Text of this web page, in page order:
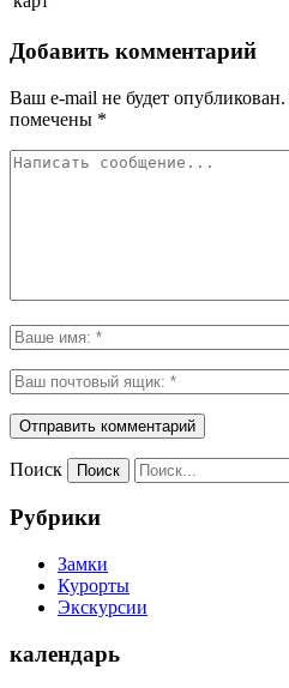
Добавить комментарий
Ваш e-mail не будет опубликован.
помечены *
Поиск
Рубрики
Замки
Курорты
Экскурсии
календарь